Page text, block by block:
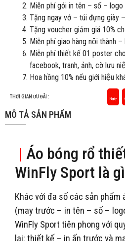
Miễn phí gói in tên – số –
Tặng ngay vớ – túi đựng giày
Tặng voucher giảm giá 10%
Miễn phí giao hàng nội thành
Miễn phí thiết kế 01 poster
facebook, tranh, ảnh, cờ lưu
Hoa hồng 10% nếu giới hiệu
THỜI GIAN ƯU ĐÃI : Ngày
MÔ TẢ SẢN PHẨM
| Áo bóng rổ
WinFly Sport là
Khác với đa số các sản phẩm
(may trước – in tên – số –
WinFly Sport tiên phong với
lại: thiết kế – in ấn trước và